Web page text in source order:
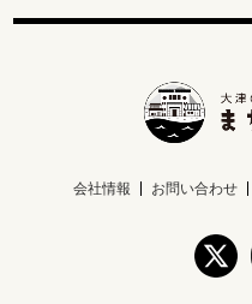
会社情報 お問い合わせ